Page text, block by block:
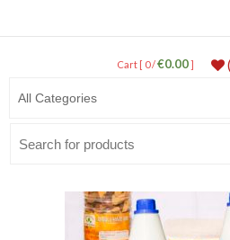
Cart [ 0 /€0.00]